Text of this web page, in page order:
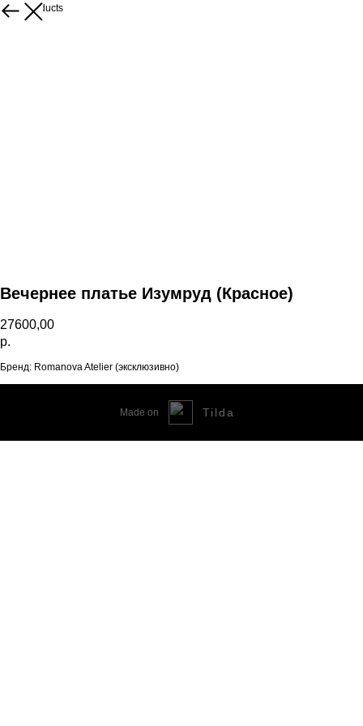
More products
Вечернее платье Изумруд (Красное)
27600,00
р.
Бренд: Romanova Atelier (эксклюзивно)
Made on Tilda